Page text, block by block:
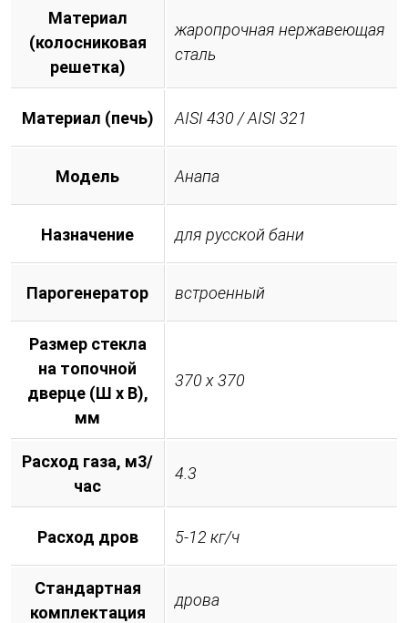
Материал
(колосниковая
решетка)
жаропрочная нержавеющая
сталь
Материал (печь) AISI 430 / AISI 321
Модель Анапа
Назначение для русской бани
Парогенератор встроенный
Размер стекла
на топочной
дверце (Ш х В),
мм
370 х 370
Расход газа, м3/
час
4.3
Расход дров 5-12 кг/ч
Стандартная
комплектация
дрова